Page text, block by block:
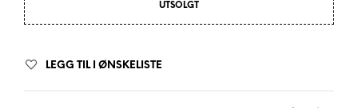
UTSOLGT
LEGG TIL I ØNSKELISTE